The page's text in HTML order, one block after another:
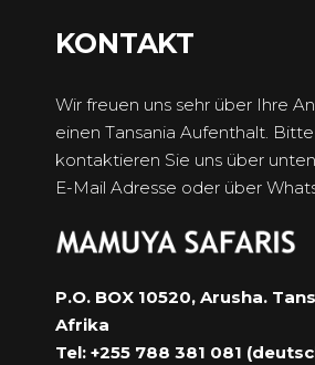
KONTAKT
Wir freuen uns sehr über Ihre
einen Tansania Aufenthalt. Bitte
kontaktieren Sie uns über
E-Mail Adresse oder über
P.O. BOX 10520, Arusha.
Afrika
Tel: +255 788 381 081